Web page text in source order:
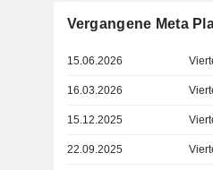
Vergangene Meta
15.06.2026
16.03.2026
15.12.2025
22.09.2025